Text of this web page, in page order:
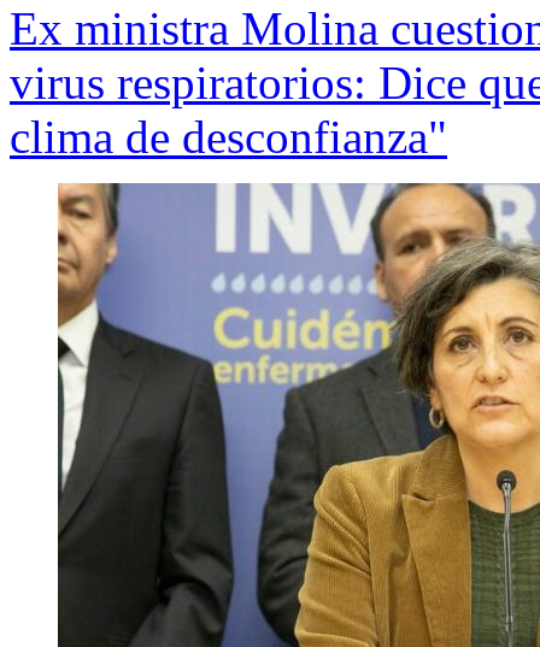
Ex ministra Molina
virus respiratorios: Dice
clima de desconfianza"